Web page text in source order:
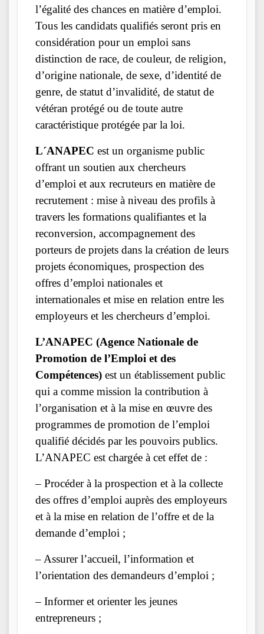
l’égalité des chances en matière d’emploi.
Tous les candidats qualifiés seront pris en
considération pour un emploi sans
distinction de race, de couleur, de religion,
d’origine nationale, de sexe, d’identité de
genre, de statut d’invalidité, de statut de
vétéran protégé ou de toute autre
caractéristique protégée par la loi.
L´ANAPEC est un organisme public
offrant un soutien aux chercheurs
d’emploi et aux recruteurs en matière de
recrutement : mise à niveau des profils à
travers les formations qualifiantes et la
reconversion, accompagnement des
porteurs de projets dans la création de leurs
projets économiques, prospection des
offres d’emploi nationales et
internationales et mise en relation entre les
employeurs et les chercheurs d’emploi.
L’ANAPEC (Agence Nationale de
Promotion de l’Emploi et des
Compétences) est un établissement public
qui a comme mission la contribution à
l’organisation et à la mise en œuvre des
programmes de promotion de l’emploi
qualifié décidés par les pouvoirs publics.
L’ANAPEC est chargée à cet effet de :
– Procéder à la prospection et à la collecte
des offres d’emploi auprès des employeurs
et à la mise en relation de l’offre et de la
demande d’emploi ;
– Assurer l’accueil, l’information et
l’orientation des demandeurs d’emploi ;
– Informer et orienter les jeunes
entrepreneurs ;